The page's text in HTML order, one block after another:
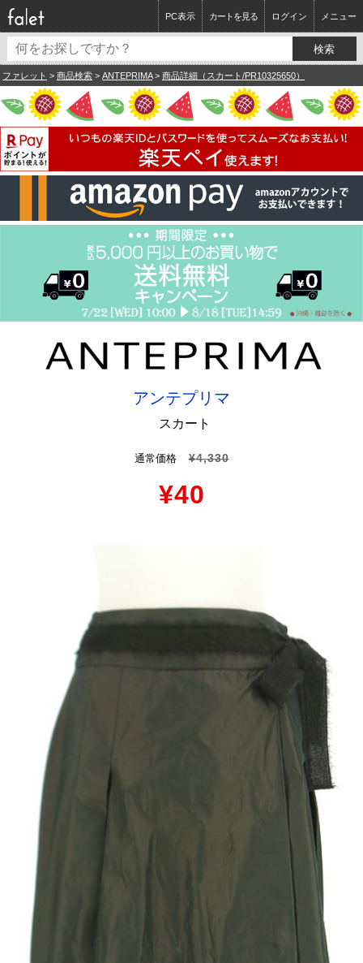
ログイン メニュー
カートを見る
PC表示
ファレット > 商品検索 > ANTEPRIMA> 商品詳細（スカート/PR10325650）
アンテプリマ
スカート
通常価格 ¥4,330
¥40